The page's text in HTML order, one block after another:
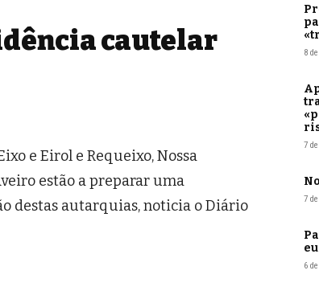
cautelar
e Eirol e Requeixo, Nossa
estão a preparar uma
destas autarquias, noticia o Diário
8
7
7
6